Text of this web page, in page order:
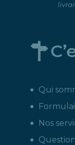
Qui
Nos